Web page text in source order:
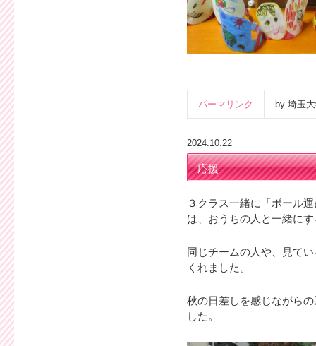
パーマリンク by 埼玉
2024.10.22
応援
３クラス一緒に「ボール
は、おうちの人と一緒に
同じチームの人や、見て
くれました。
秋の日差しを感じながら
した。